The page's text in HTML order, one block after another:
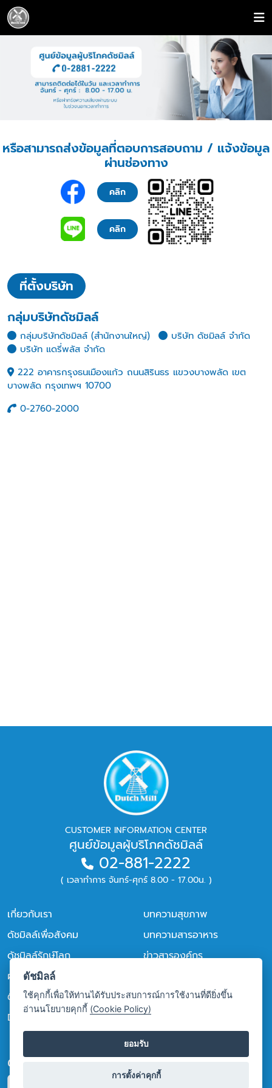
หรือสามารถส่งข้อมูลที่ตอบการสอบถาม / แจ้งข้อมูล
ผ่านช่องทาง
คลิก
คลิก
ที่ตั้งบริษัท
กลุ่มบริษัทดัชมิลล์
กลุ่มบริษัทดัชมิลล์ (สำนักงานใหญ่)
บริษัท ดัชมิลล์ จำกัด
บริษัท แดรี่พลัส จำกัด
222 อาคารกรุงธนเมืองแก้ว ถนนสิรินธร แขวงบางพลัด เขต
บางพลัด กรุงเทพฯ 10700
0-2760-2000
CUSTOMER INFORMATION CENTER
ศูนย์ข้อมูลผู้บริโภคดัชมิลล์
02-881-2222
( เวลาทำการ จันทร์-ศุกร์ 8.00 - 17.00น. )
เกี่ยวกับเรา
ดัชมิลล์เพื่อสังคม
ดัชมิลล์รักษ์โลก
ผลิตภัณฑ์
ติดต่อเรา
DMG Bookcase (eBook)
บทความสุขภาพ
บทความสารอาหาร
ข่าวสารองค์กร
ร่วมงานกับเรา
นโยบายคุ้มครองข้อมูลส่วน
บุคคล (Privacy Policy)
ติดตามเรา
ดัชมิลล์
ใช้คุกกี้เพื่อให้ท่านได้รับประสบการณ์การใช้งานที่ดียิ่งขึ้น
อ่านนโยบายคุกกี้ (Cookie Policy)
ยอมรับ
การตั้งค่าคุกกี้